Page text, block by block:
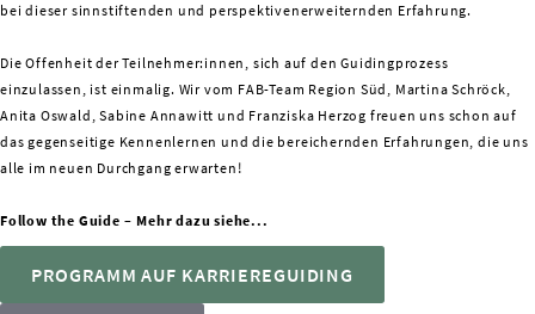
bei dieser sinnstiftenden und perspektivenerweiternden Erfahrung.
Die Offenheit der Teilnehmer:innen, sich auf den Guidingprozess
einzulassen, ist einmalig. Wir vom FAB-Team Region Süd, Martina Schröck,
Anita Oswald, Sabine Annawitt und Franziska Herzog freuen uns schon auf
das gegenseitige Kennenlernen und die bereichernden Erfahrungen, die uns
alle im neuen Durchgang erwarten!
Follow the Guide – Mehr dazu siehe...
PROGRAMM AUF KARRIEREGUIDING